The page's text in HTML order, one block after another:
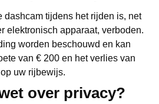
dashcam tijdens het rijden is, net
elektronisch apparaat, verboden.
worden beschouwd en kan
van € 200 en het verlies van
uw rijbewijs.
over privacy?